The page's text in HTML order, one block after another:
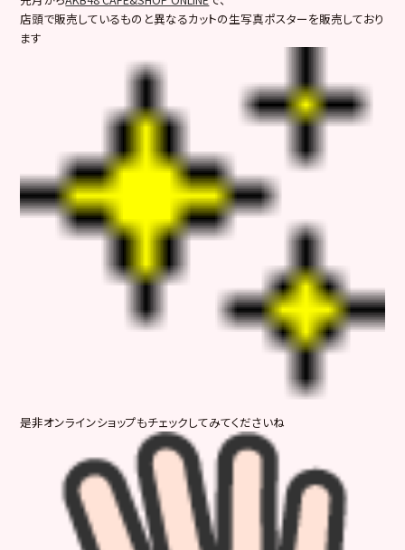
店頭で販売しているものと異なるカットの生写真ポスターを販売しており
ます
是非オンラインショップもチェックしてみてくださいね